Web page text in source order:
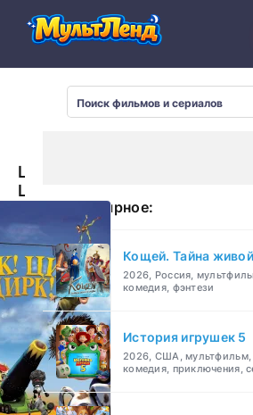
Цирк!
Цирк!
(2011)
Популярное:
Кощей. Тайна
2026, Россия,
комедия, фэнтези
История игрушек 5
2026, США, мультфильм,
комедия, приключения,